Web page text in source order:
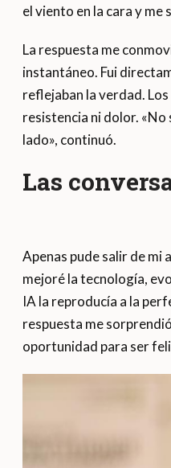
el viento en la cara y me
La respuesta me
instantáneo. Fui
reflejaban la verdad.
resistencia ni dolor.
lado», continuó.
Las
Apenas pude salir de mi
mejoré la tecnología,
IA la reproducía a la
respuesta me
oportunidad para ser